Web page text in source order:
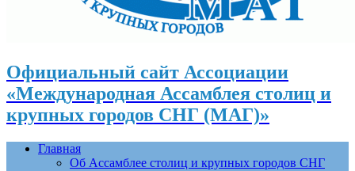
Официальный сайт Ассоциации
«Международная Ассамблея столиц и
крупных городов СНГ (МАГ)»
Главная
Об Ассамблее столиц и крупных городов СНГ